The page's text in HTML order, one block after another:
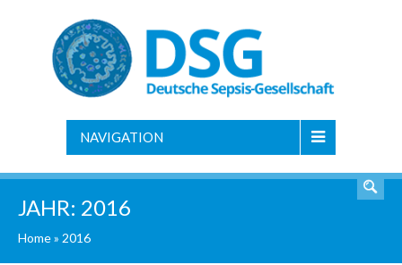
NAVIGATION
JAHR: 2016
Home» 2016